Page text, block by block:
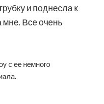
и поднесла к
мне. Все очень
с ее немного